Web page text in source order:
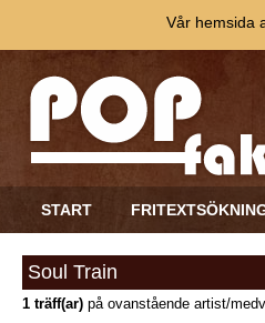
START
Soul Train
1 träff(ar) på ovanstående artist/
Vår hemsida